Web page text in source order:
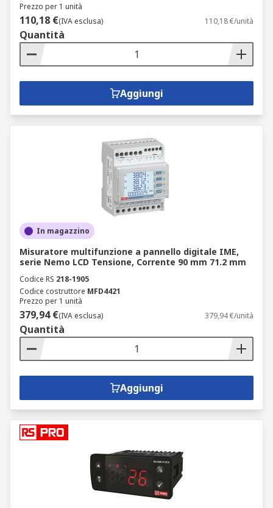
Prezzo per 1 unità
110,18 €(IVA esclusa) 110,18 €/unità
Quantità
Aggiungi
In magazzino
Misuratore multifunzione a pannello digitale IME,
serie Nemo LCD Tensione, Corrente 90 mm 71.2 mm
Codice RS 218-1905
Codice costruttore MFD4421
Prezzo per 1 unità
379,94 €(IVA esclusa) 379,94 €/unità
Quantità
Aggiungi